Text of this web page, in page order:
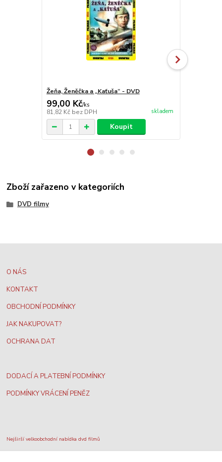
Žeňa, Ženěčka a „Kaťuša“ - DVD
99,00 Kč/ks
81,82 Kč bez DPH skladem
Koupit
Zboží zařazeno v kategoriích
DVD filmy
O NÁS
KONTAKT
OBCHODNÍ PODMÍNKY
JAK NAKUPOVAT?
OCHRANA DAT
DODACÍ A PLATEBNÍ PODMÍNKY
PODMÍNKY VRÁCENÍ PENĚZ
Nejširší velkoobchodní nabídka dvd filmů